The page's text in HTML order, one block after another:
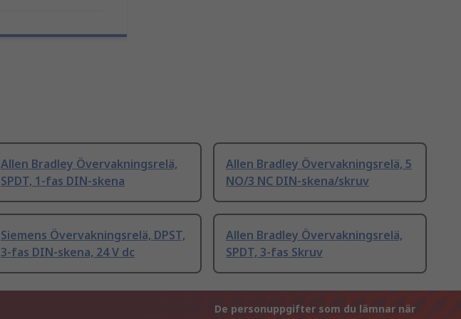
Allen Bradley Övervakningsrelä,
SPDT, 1-fas DIN-skena
Allen Bradley Övervakningsrelä, 5
NO/3 NC DIN-skena/skruv
Siemens Övervakningsrelä, DPST,
3-fas DIN-skena, 24 V dc
Allen Bradley Övervakningsrelä,
SPDT, 3-fas Skruv
De personuppgifter som du lämnar när